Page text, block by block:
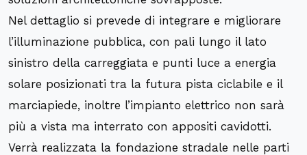
Nel dettaglio si prevede di integrare e migliorare
l’illuminazione pubblica, con pali lungo il lato
sinistro della carreggiata e punti luce a energia
solare posizionati tra la futura pista ciclabile e il
marciapiede, inoltre l’impianto elettrico non sarà
più a vista ma interrato con appositi cavidotti.
Verrà realizzata la fondazione stradale nelle parti